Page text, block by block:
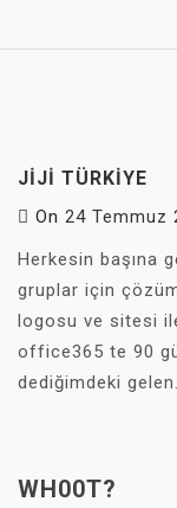
JIJI TÜRKIYE
On 24 Temmuz
Herkesin başına
gruplar için çözüm
logosu ve sitesi
office365 te 90
dediğimdeki
WH00T?